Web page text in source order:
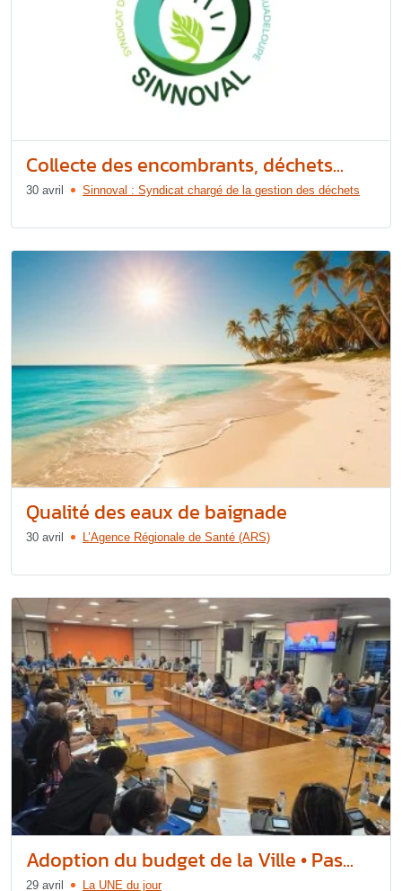
Collecte des encombrants, déchets...
30 avril Sinnoval : Syndicat chargé de la gestion des déchets
Qualité des eaux de baignade
30 avril L’Agence Régionale de Santé (ARS)
Adoption du budget de la Ville • Pas...
29 avril La UNE du jour